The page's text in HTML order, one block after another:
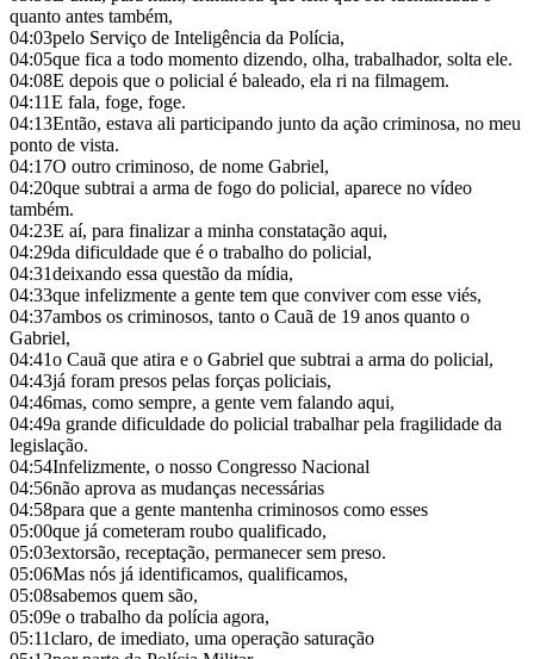
quanto antes também,
04:03pelo Serviço de Inteligência da Polícia,
04:05que fica a todo momento dizendo, olha, trabalhador, solta ele.
04:08E depois que o policial é baleado, ela ri na filmagem.
04:11E fala, foge, foge.
04:13Então, estava ali participando junto da ação criminosa, no meu
ponto de vista.
04:17O outro criminoso, de nome Gabriel,
04:20que subtrai a arma de fogo do policial, aparece no vídeo
também.
04:23E aí, para finalizar a minha constatação aqui,
04:29da dificuldade que é o trabalho do policial,
04:31deixando essa questão da mídia,
04:33que infelizmente a gente tem que conviver com esse viés,
04:37ambos os criminosos, tanto o Cauã de 19 anos quanto o
Gabriel,
04:41o Cauã que atira e o Gabriel que subtrai a arma do policial,
04:43já foram presos pelas forças policiais,
04:46mas, como sempre, a gente vem falando aqui,
04:49a grande dificuldade do policial trabalhar pela fragilidade da
legislação.
04:54Infelizmente, o nosso Congresso Nacional
04:56não aprova as mudanças necessárias
04:58para que a gente mantenha criminosos como esses
05:00que já cometeram roubo qualificado,
05:03extorsão, receptação, permanecer sem preso.
05:06Mas nós já identificamos, qualificamos,
05:08sabemos quem são,
05:09e o trabalho da polícia agora,
05:11claro, de imediato, uma operação saturação